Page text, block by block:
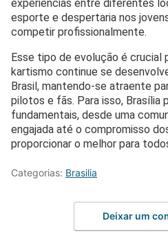
experiências entre diferentes
esporte e despertaria nos
competir profissionalmente.
Esse tipo de evolução é crucial
kartismo continue se
Brasil, mantendo-se atraente
pilotos e fãs. Para isso, Brasília
fundamentais, desde uma
engajada até o compromisso
proporcionar o melhor para
Categorias: Brasilia
Deixar um